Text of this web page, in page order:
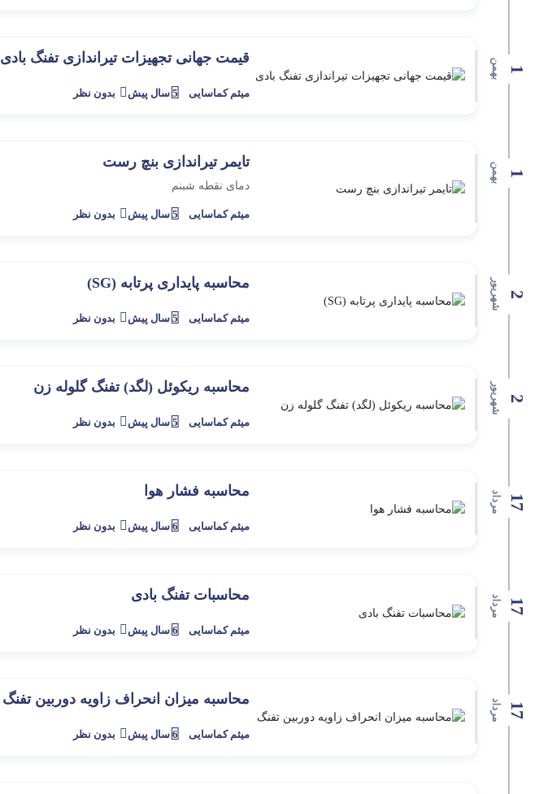
1 بهمن قیمت جهانی تجهیزات تیراندازی تفنگ بادی
میثم کماسایی 5 سال پیش بدون نظر
1 بهمن تایمر تیراندازی بنچ رست
دمای نقطه شبنم
میثم کماسایی 5 سال پیش بدون نظر
2 شهریور محاسبه پایداری پرتابه (SG)
میثم کماسایی 5 سال پیش بدون نظر
2 شهریور محاسبه ریکوئل (لگد) تفنگ گلوله زن
میثم کماسایی 5 سال پیش بدون نظر
17 مرداد محاسبه فشار هوا
میثم کماسایی 6 سال پیش بدون نظر
17 مرداد محاسبات تفنگ بادی
میثم کماسایی 6 سال پیش بدون نظر
17 مرداد محاسبه میزان انحراف زاویه دوربین تفنگ
میثم کماسایی 6 سال پیش بدون نظر